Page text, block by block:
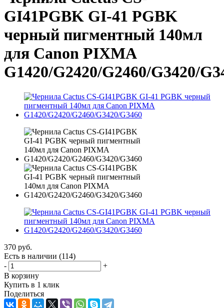
GI41PGBK GI-41 PGBK
черный пигментный 140мл
для Canon PIXMA
G1420/G2420/G2460/G3420/
370 руб.
Есть в наличии (114)
-
+
В корзину
Купить в 1 клик
Поделиться